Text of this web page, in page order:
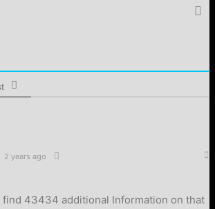
2 years ago
43434 additional Information on that